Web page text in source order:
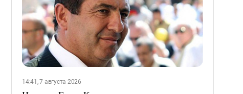
14:41, 7 августа 2026